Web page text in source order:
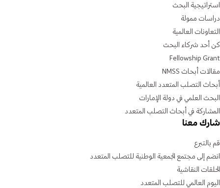
استراتيجية البحث
دراسات ممولة
التعاونات العالمية
كن أحد شركاء البحث
Fellowship Grant
مقالات أبحاث NMSS
أبحاث التصلب المتعدد العالمية
البحث العلمي في دولة الإمارات
المشاركة في أبحاث التصلب المتعدد
شارك معنا
قم بالتبرع
انضم إلى مجتمع الجمعية الوطنية للتصلب المتعدد
الحلقات النقاشية
اليوم العالمي للتصلب المتعدد